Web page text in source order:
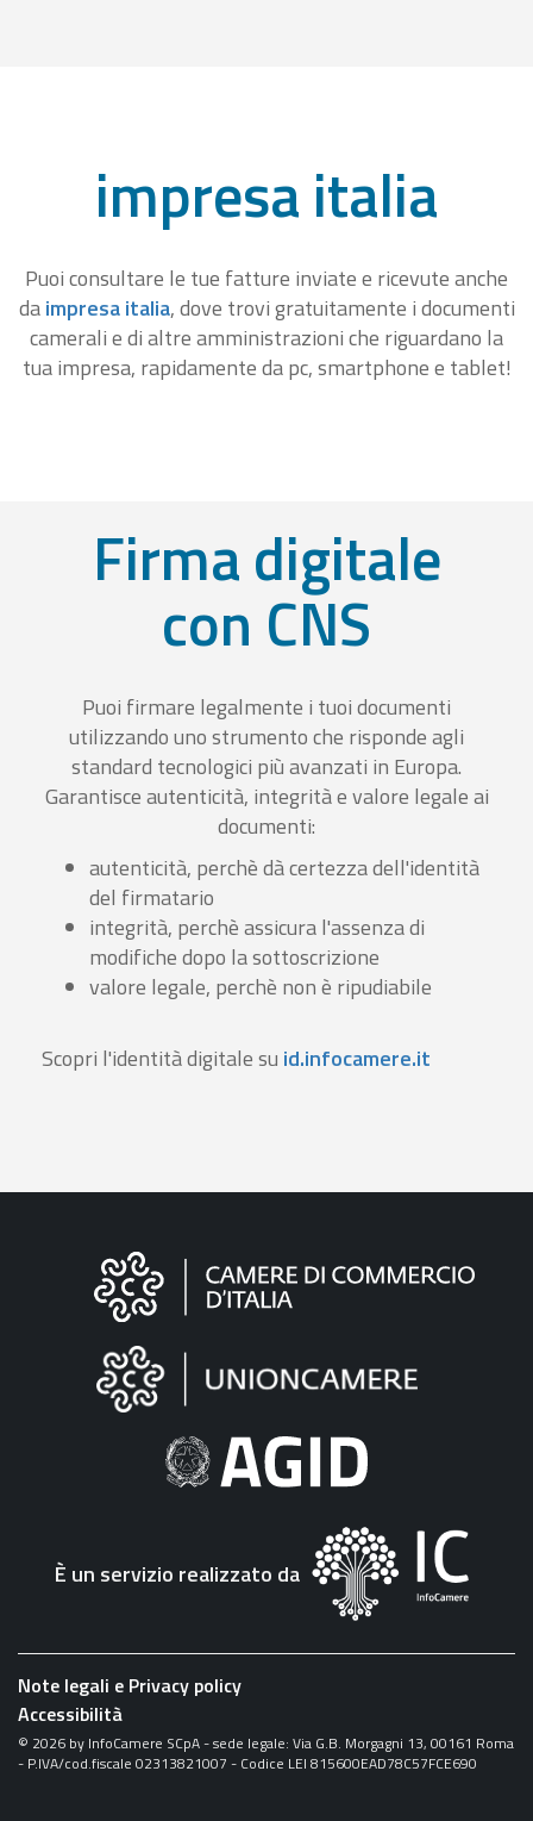
impresa italia
Puoi consultare le tue fatture inviate e ricevute anche
daimpresa italia, dove trovi gratuitamente i documenti
camerali e di altre amministrazioni che riguardano la
tua impresa, rapidamente da pc, smartphone e tablet!
Firma digitale
con CNS
Puoi firmare legalmente i tuoi documenti
utilizzando uno strumento che risponde agli
standard tecnologici più avanzati in Europa.
Garantisce autenticità, integrità e valore legale ai
documenti:
autenticità, perchè dà certezza dell'identità
del firmatario
integrità, perchè assicura l'assenza di
modifiche dopo la sottoscrizione
valore legale, perchè non è ripudiabile
Scopri l'identità digitale su id.infocamere.it
Informazioni
"Fattura
Elettronica"
È un servizio realizzato da
Note legali e Privacy policy
Accessibilità
© 2026 by InfoCamere SCpA - sede legale: Via G.B. Morgagni 13, 00161 Roma
- P.IVA/cod.fiscale 02313821007 - Codice LEI 815600EAD78C57FCE690